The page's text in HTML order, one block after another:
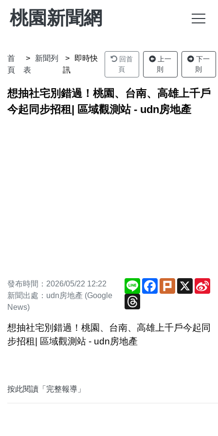
桃園新聞網
首
頁
新聞列
表
即時快
訊
回首
頁
上一
則
下一
則
想抽社宅別錯過！桃園、台南、高雄上千戶
今起同步招租| 區域觀測站 - udn房地產
發布時間：2026/05/22 12:22
新聞出處：udn房地產 (Google
News)
Line Facebook
PlurkX
Threads
想抽社宅別錯過！桃園、台南、高雄上千戶今起同
步招租| 區域觀測站 - udn房地產
按此閱讀「完整報導」